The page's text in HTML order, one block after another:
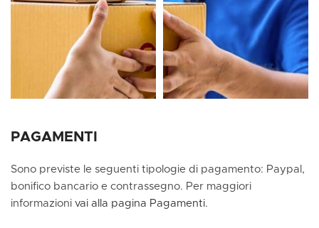
PAGAMENTI
Sono previste le seguenti tipologie di pagamento: Paypal,
bonifico bancario e contrassegno. Per maggiori
informazioni vai alla pagina Pagamenti.